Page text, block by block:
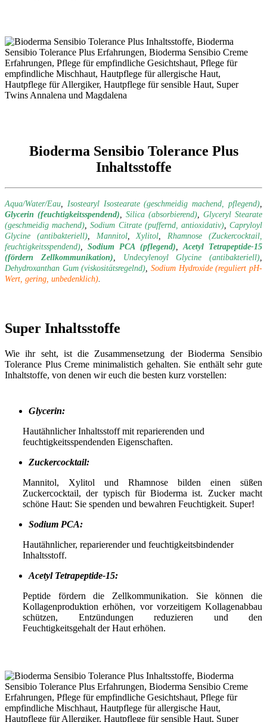
Bioderma Sensibio Tolerance Plus
Inhaltsstoffe
Aqua/Water/Eau Isostearyl Isostearate (geschmeidig machend, pflegend)
Glycerin (feuchtigkeitsspendend)
Silica (absorbierend)
Glyceryl Stearate
(geschmeidig machend) ,Sodium Citrate (puffernd, antioxidativ),Capryloyl
Glycine (antibakteriell), Mannitol, Xylitol Rhamnose
(Zuckercocktail,
feuchtigkeitsspendend) ,Sodium PCA (pflegend)
Acetyl Tetrapeptide-15
(fördern Zellkommunikation)
Undecylenoyl Glycine (antibakteriell)
Dehydroxanthan Gum (viskositätsregelnd) ,Sodium Hydroxide (reguliert pH-
Wert, gering, unbedenklich)
Super Inhaltsstoffe
Wie ihr seht, ist die Zusammensetzung der Bioderma Sensibio
Tolerance Plus Creme minimalistich gehalten. Sie enthält sehr gute
Inhaltstoffe, von denen wir euch die besten kurz vorstellen:
Glycerin:
Hautähnlicher Inhaltsstoff mit reparierenden und
feuchtigkeitsspendenden Eigenschaften.
Zuckercocktail:
Mannitol, Xylitol und Rhamnose bilden einen süßen
Zuckercocktail, der typisch für Bioderma ist. Zucker macht
schöne Haut: Sie spenden und bewahren Feuchtigkeit. Super!
Sodium PCA:
Hautähnlicher, reparierender und feuchtigkeitsbindender
Inhaltsstoff.
Acetyl Tetrapeptide-15:
Peptide fördern die Zellkommunikation. Sie können die
Kollagenproduktion erhöhen, vor vorzeitigem Kollagenabbau
schützen, Entzündungen reduzieren und den
Feuchtigkeitsgehalt der Haut erhöhen.